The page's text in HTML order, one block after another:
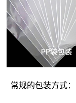
常规的包装方式